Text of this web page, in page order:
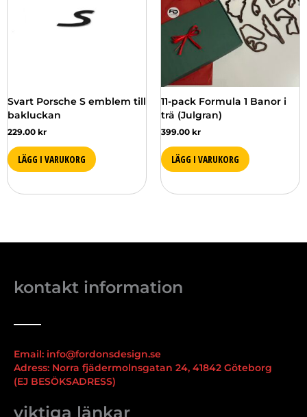
Svart Porsche S emblem till
bakluckan
229.00 kr
LÄGG I VARUKORG
11-pack Formula 1 Banor i
trä (Julgran)
399.00 kr
LÄGG I VARUKORG
kontakt information
Email: info@fordonsdesign.se
Adress: Norra fjädermolnsgatan 24, 41842 Göteborg
(EJ BESÖKSADRESS)
viktiga länkar